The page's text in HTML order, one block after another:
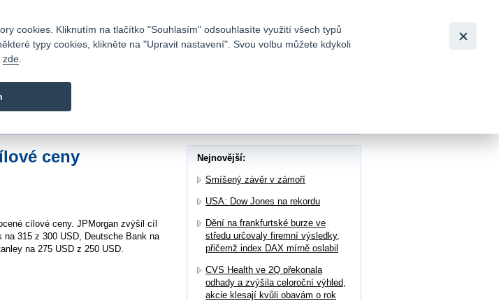
moderní česká banka. Poskytuje účty bez poplatků a
ceny
cílové ceny. JPMorgan zvýšil cíl
315 z 300 USD, Deutsche Bank na
na 275 USD z 250 USD.
Nejnovější:
Smíšený závěr v zámoří
USA: Dow Jones na rekordu
Dění na frankfurtské burze ve
středu určovaly firemní výsledky,
přičemž index DAX mírně oslabil
CVS Health ve 2Q překonala
odhady a zvýšila celoroční výhled,
akcie klesají kvůli obavám o rok
cookies. Kliknutím na tlačítko "Souhlasím" odsouhlasíte využití všech typů
typy cookies, klikněte na "Upravit nastavení". Svou volbu můžete kdykoli
zde